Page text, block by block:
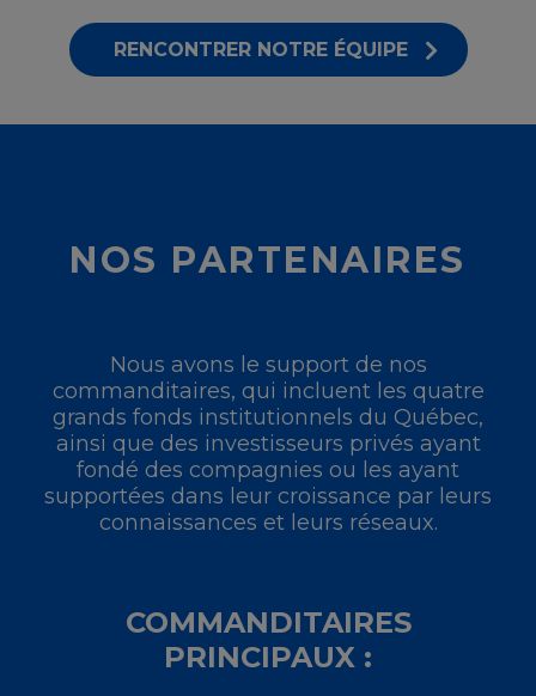
RENCONTRER NOTRE ÉQUIPE
NOS PARTENAIRES
Nous avons le support de nos
commanditaires, qui incluent les quatre
grands fonds institutionnels du Québec,
ainsi que des investisseurs privés ayant
fondé des compagnies ou les ayant
supportées dans leur croissance par leurs
connaissances et leurs réseaux.
COMMANDITAIRES
PRINCIPAUX :